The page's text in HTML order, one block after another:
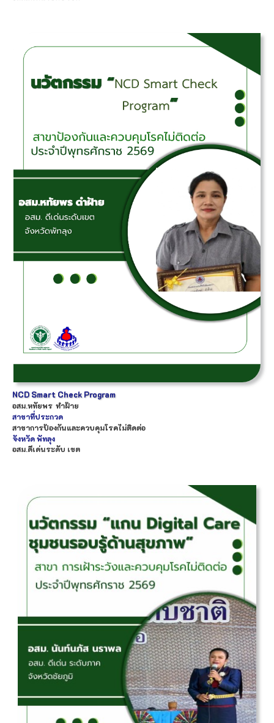
NCD Smart Check Program
อสม.หทัยพร ทำฝ้าย
สาขาที่ประกวด
สาขาการป้องกันและควบคุมโรคไม่ติดต่อ
จังหวัดพัทลุง
อสม.ดีเด่นระดับ เขต